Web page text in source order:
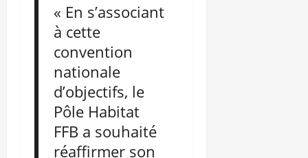
« En s’associant
à cette
convention
nationale
d’objectifs, le
Pôle Habitat
FFB a souhaité
réaffirmer son